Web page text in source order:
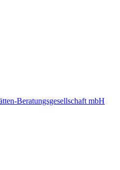
Beratungsgesellschaft mbH